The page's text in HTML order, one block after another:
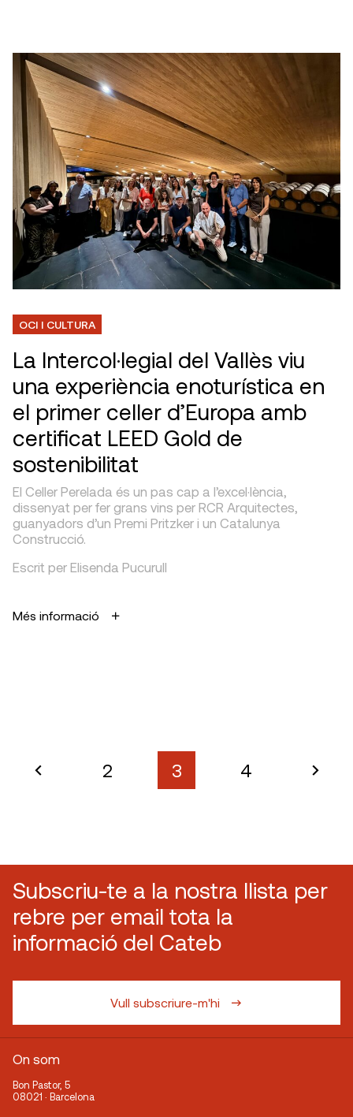
OCI I CULTURA
La Intercol·legial del Vallès viu
una experiència enoturística en
el primer celler d’Europa amb
certificat LEED Gold de
sostenibilitat
El Celler Perelada és un pas cap a l’excel·lència,
dissenyat per fer grans vins per RCR Arquitectes,
guanyadors d’un Premi Pritzker i un Catalunya
Construcció.
Escrit per Elisenda Pucurull
Més informació
2 3 4
Subscriu-te a la nostra llista per
rebre per email tota la
informació del Cateb
Vull subscriure-m'hi
On som
Bon Pastor, 5
08021 · Barcelona